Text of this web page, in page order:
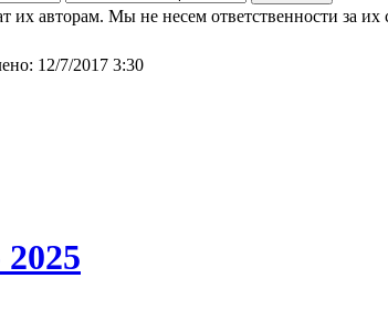
их авторам. Мы не несем ответственности за их
12/7/2017 3:30